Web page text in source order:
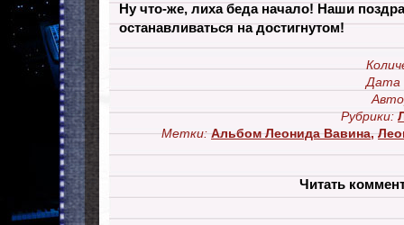
Ну что-же, лиха беда начало! Наши
останавливаться на достигнутом!
Дата
Рубрики:
Метки: Альбом Леонида Вавина,
Читать